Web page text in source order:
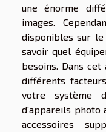
une énorme
images.
disponibles sur
savoir quel
besoins. Dans
différents
votre système
d'appareils photo
accessoires